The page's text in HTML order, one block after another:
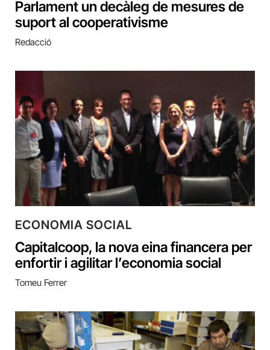
Parlament un decàleg de mesures de
suport al cooperativisme
Redacció
ECONOMIA SOCIAL
Capitalcoop, la nova eina financera per
enfortir i agilitar l’economia social
Tomeu Ferrer